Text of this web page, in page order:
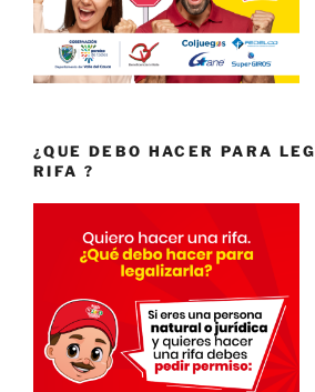
¿QUE DEBO HACER PARA
RIFA ?